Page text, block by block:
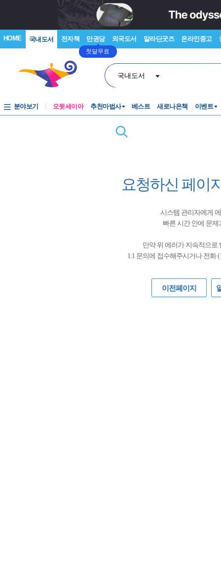
HOME 국내도서 전자책 만권당
첫달무료
외국도서 알라딘굿즈 온라인중고
국내도서
분야보기 오뒷세이아 추천마법사 베스트 새로나온책 이벤트
요청하신 페이
시스템 관리자에게
빠른 시간 안에 문
만약 위 에러가 지속적으로
1:1 문의에 접수해주시거나 전화 (
이전페이지